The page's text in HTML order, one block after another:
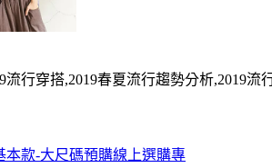
行穿搭,2019春夏流行趨勢分析,2019流
本款-大尺碼預購線上選購專